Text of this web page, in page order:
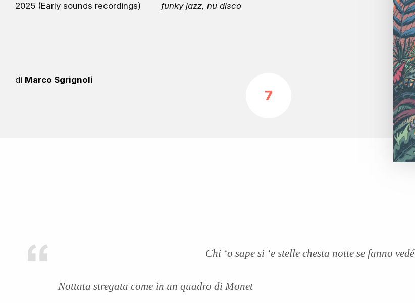
2025 (Early sounds recordings) funky jazz, nu disco
di Marco Sgrignoli
7
Chi ‘o sape si ‘e stelle chesta notte se fanno vedé
Nottata stregata come in un quadro di Monet